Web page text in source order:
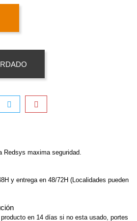
Redsys maxima seguridad.
y entrega en 48/72H (Localidades pueden
en 14 días si no esta usado, portes